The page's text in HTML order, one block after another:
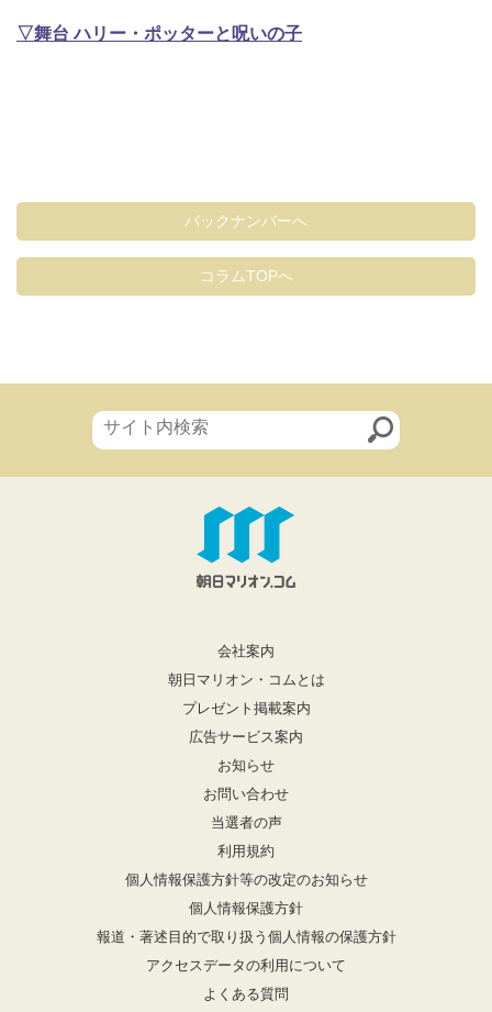
▽舞台 ハリー・ポッターと呪いの子
バックナンバーへ
コラムTOPへ
会社案内
朝日マリオン・コムとは
プレゼント掲載案内
広告サービス案内
お知らせ
お問い合わせ
当選者の声
利用規約
個人情報保護方針等の改定のお知らせ
個人情報保護方針
報道・著述目的で取り扱う個人情報の保護方針
アクセスデータの利用について
よくある質問